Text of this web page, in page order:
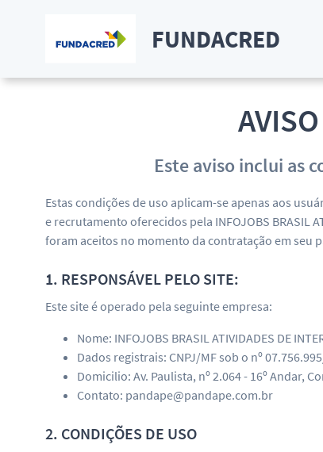
FUNDACRED
Este aviso inclui as
Estas condições de uso aplicam-se apenas aos
e recrutamento oferecidos pela INFOJOBS BRASIL
foram aceitos no momento da contratação em seu
1. RESPONSÁVEL PELO SITE:
Este site é operado pela seguinte empresa:
Nome: INFOJOBS BRASIL ATIVIDADES DE
Dados registrais: CNPJ/MF sob o nº
Domicilio: Av. Paulista, nº 2.064 - 16º Andar,
Contato: pandape@pandape.com.br
2. CONDIÇÕES DE USO